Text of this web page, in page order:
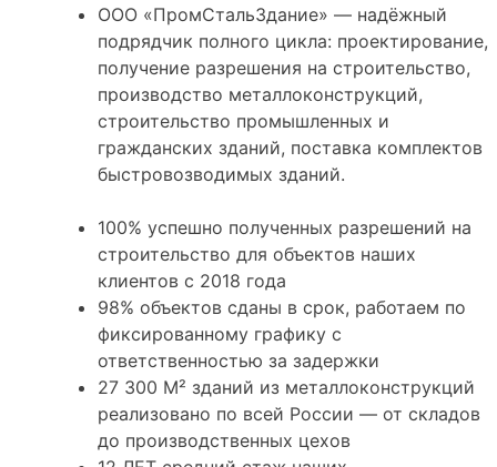
ООО «ПромСтальЗдание» — надёжный
подрядчик полного цикла: проектирование,
получение разрешения на строительство,
производство металлоконструкций,
строительство промышленных и
гражданских зданий, поставка комплектов
быстровозводимых зданий.
100% успешно полученных разрешений на
строительство для объектов наших
клиентов с 2018 года
98% объектов сданы в срок, работаем по
фиксированному графику с
ответственностью за задержки
27 300 М² зданий из металлоконструкций
реализовано по всей России — от складов
до производственных цехов